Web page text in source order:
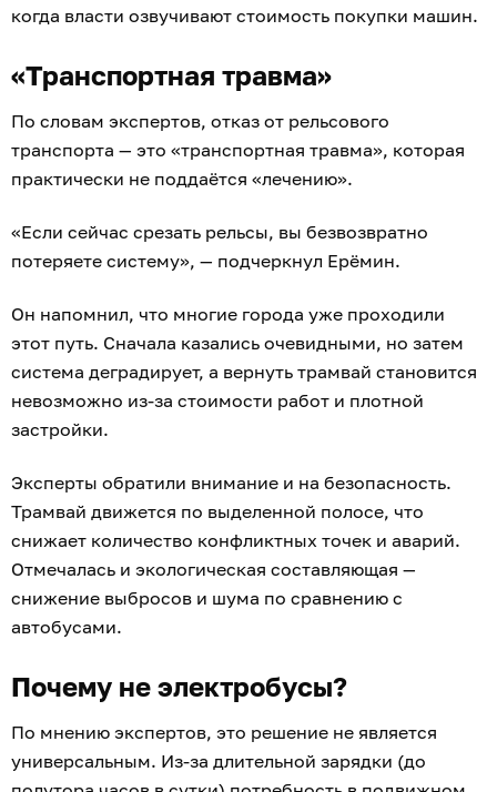
когда власти озвучивают стоимость покупки машин.
«Транспортная травма»
По словам экспертов, отказ от рельсового
транспорта — это «транспортная травма», которая
практически не поддаётся «лечению».
«Если сейчас срезать рельсы, вы безвозвратно
потеряете систему», — подчеркнул Ерёмин.
Он напомнил, что многие города уже проходили
этот путь. Сначала казались очевидными, но затем
система деградирует, а вернуть трамвай становится
невозможно из-за стоимости работ и плотной
застройки.
Эксперты обратили внимание и на безопасность.
Трамвай движется по выделенной полосе, что
снижает количество конфликтных точек и аварий.
Отмечалась и экологическая составляющая —
снижение выбросов и шума по сравнению с
автобусами.
Почему не электробусы?
По мнению экспертов, это решение не является
универсальным. Из-за длительной зарядки (до